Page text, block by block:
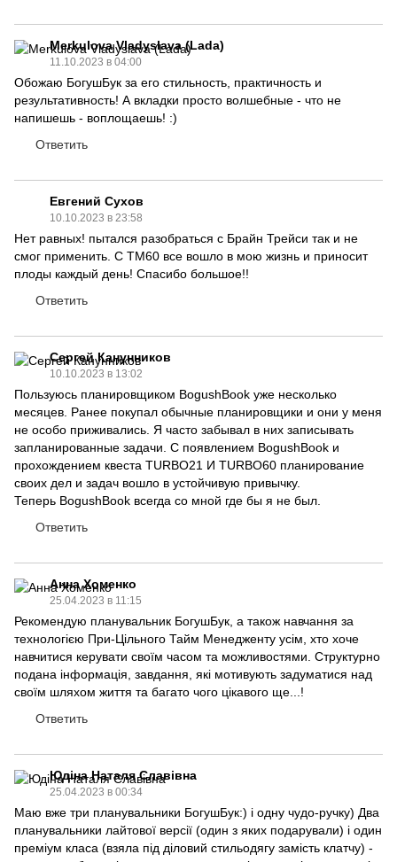
Merkulova Vladyslava (Lada)
11.10.2023 в 04:00
Обожаю БогушБук за его стильность, практичность и
результативность! А вкладки просто волшебные - что не
напишешь - воплощаешь! :)
Ответить
Евгений Сухов
10.10.2023 в 23:58
Нет равных! пытался разобраться с Брайн Трейси так и не
смог применить. С ТМ60 все вошло в мою жизнь и приносит
плоды каждый день! Спасибо большое!!
Ответить
Сергей Канунников
10.10.2023 в 13:02
Пользуюсь планировщиком BogushBook уже несколько
месяцев. Ранее покупал обычные планировщики и они у меня
не особо приживались. Я часто забывал в них записывать
запланированные задачи. С появлением BogushBook и
прохождением квеста TURBO21 И TURBO60 планирование
своих дел и задач вошло в устойчивую привычку.
Теперь BogushBook всегда со мной где бы я не был.
Ответить
Анна Хоменко
25.04.2023 в 11:15
Рекомендую планувальник БогушБук, а також навчання за
технологією При-Цільного Тайм Менедженту усім, хто хоче
навчитися керувати своїм часом та можливостями. Структурно
подана інформація, завдання, які мотивують задуматися над
своїм шляхом життя та багато чого цікавого ще...!
Ответить
Юдіна Наталя Славівна
25.04.2023 в 00:34
Маю вже три планувальники БогушБук:) і одну чудо-ручку) Два
планувальники лайтової версії (один з яких подарували) і один
преміум класа (взяла під діловий стильодягу замість клатчу) -